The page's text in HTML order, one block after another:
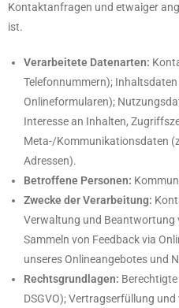
Kontaktanfragen und etwaiger
ist.
Verarbeitete Datenarten:
Telefonnummern); Inhaltsdaten
Onlineformularen);
Interesse an Inhalten,
Meta-/Kommunikationsdaten
Adressen).
Betroffene Personen:
Zwecke der Verarbeitung:
Verwaltung und Beantwortung
Sammeln von Feedback via
unseres Onlineangebotes und
Rechtsgrundlagen:
DSGVO); Vertragserfüllung